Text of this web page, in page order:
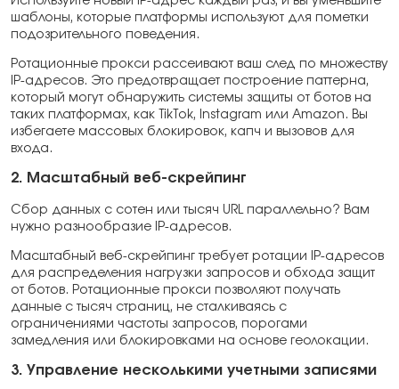
шаблоны, которые платформы используют для пометки
подозрительного поведения.
Ротационные прокси рассеивают ваш след по множеству
IP-адресов. Это предотвращает построение паттерна,
который могут обнаружить системы защиты от ботов на
таких платформах, как TikTok, Instagram или Amazon. Вы
избегаете массовых блокировок, капч и вызовов для
входа.
2. Масштабный веб-скрейпинг
Сбор данных с сотен или тысяч URL параллельно? Вам
нужно разнообразие IP-адресов.
Масштабный веб-скрейпинг требует ротации IP-адресов
для распределения нагрузки запросов и обхода защит
от ботов. Ротационные прокси позволяют получать
данные с тысяч страниц, не сталкиваясь с
ограничениями частоты запросов, порогами
замедления или блокировками на основе геолокации.
3. Управление несколькими учетными записями